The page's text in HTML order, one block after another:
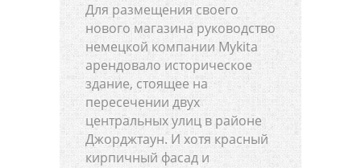
Для размещения своего
нового магазина руководство
немецкой компании Mykita
арендовало историческое
здание, стоящее на
пересечении двух
центральных улиц в районе
Джорджтаун. И хотя красный
кирпичный фасад и